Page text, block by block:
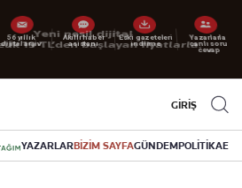
56 yıllık
dijital arşiv
Akıllı haber
asistanı
Eski gazeteleri
indirme
Yazarlarla
canlı soru
cevap
GİRİŞ
YAZARLARBİZİM SAYFAGÜNDEMPOLİTİKA